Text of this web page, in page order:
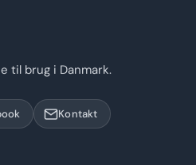
til brug i Danmark.
Kontakt